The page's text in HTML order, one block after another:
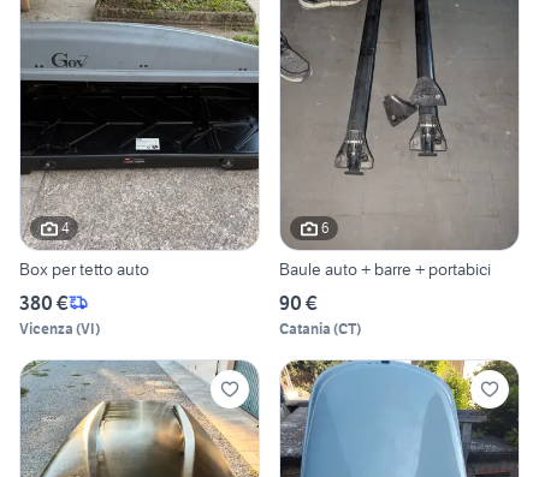
4
Box per tetto auto
380 €
Vicenza (VI)
6
Baule auto + barre + portabici
90 €
Catania (CT)